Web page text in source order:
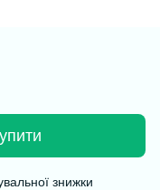
знижки